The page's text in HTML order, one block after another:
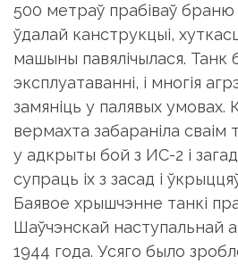
500 метраў прабіваў
ўдалай канструкцыі,
машыны павялічылася. Танк
эксплуатаванні, і многія
замяніць у палявых умовах.
вермахта забараніла сваім
у адкрыты бой з ИС-2 і
супраць іх з засад і
Баявое хрышчэнне танкі
Шаўчэнскай наступальнай
1944 года. Усяго было